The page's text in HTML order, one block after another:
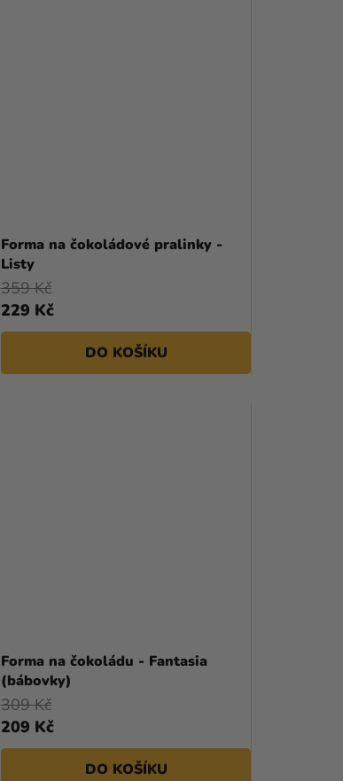
Forma na čokoládové pralinky -
Listy
229 Kč
359 Kč
DO KOŠÍKU
Forma na čokoládu - Fantasia
(bábovky)
209 Kč
309 Kč
DO KOŠÍKU